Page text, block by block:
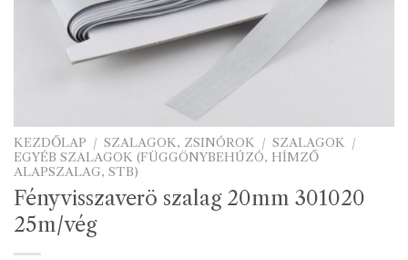
KEZDŐLAP / SZALAGOK, ZSINÓROK / SZALAGOK /
EGYÉB SZALAGOK (FÜGGÖNYBEHÚZÓ, HÍMZŐ
ALAPSZALAG, STB)
Fényvisszaverö szalag 20mm 301020
25m/vég